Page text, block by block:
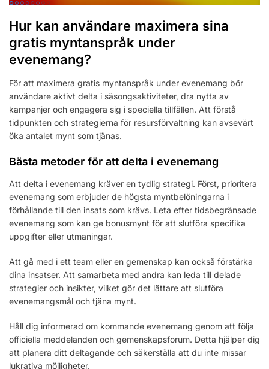
Hur kan användare maximera sina
gratis myntanspråk under
evenemang?
För att maximera gratis myntanspråk under evenemang bör
användare aktivt delta i säsongsaktiviteter, dra nytta av
kampanjer och engagera sig i speciella tillfällen. Att förstå
tidpunkten och strategierna för resursförvaltning kan avsevärt
öka antalet mynt som tjänas.
Bästa metoder för att delta i evenemang
Att delta i evenemang kräver en tydlig strategi. Först, prioritera
evenemang som erbjuder de högsta myntbelöningarna i
förhållande till den insats som krävs. Leta efter tidsbegränsade
evenemang som kan ge bonusmynt för att slutföra specifika
uppgifter eller utmaningar.
Att gå med i ett team eller en gemenskap kan också förstärka
dina insatser. Att samarbeta med andra kan leda till delade
strategier och insikter, vilket gör det lättare att slutföra
evenemangsmål och tjäna mynt.
Håll dig informerad om kommande evenemang genom att följa
officiella meddelanden och gemenskapsforum. Detta hjälper dig
att planera ditt deltagande och säkerställa att du inte missar
lukrativa möjligheter.